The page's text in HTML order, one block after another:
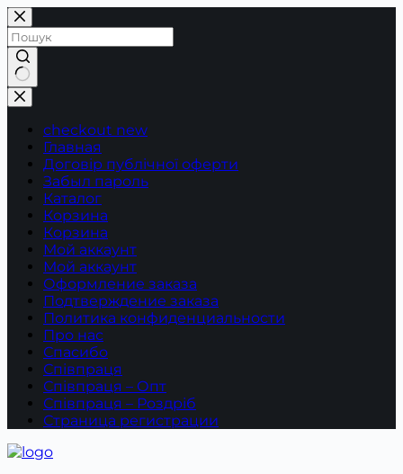
Перейти
до
вмісту
Немає
результатів
checkout new
Главная
Договір публічної оферти
Забыл пароль
Каталог
Корзина
Корзина
Мой аккаунт
Мой аккаунт
Оформление заказа
Подтверждение заказа
Политика конфиденциальности
Про нас
Спасибо
Співпраця
Співпраця – Опт
Співпраця – Роздріб
Страница регистрации